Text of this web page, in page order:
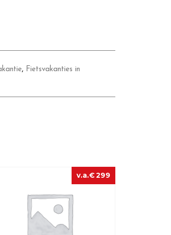
, Fietsvakanties in
€299